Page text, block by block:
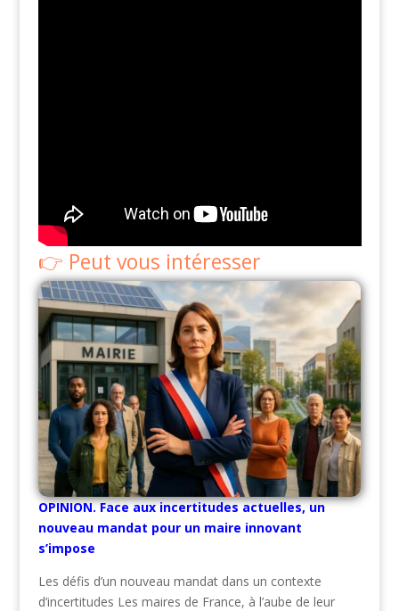
Peut vous intéresser
OPINION. Face aux incertitudes actuelles, un
nouveau mandat pour un maire innovant
s’impose
Les défis d’un nouveau mandat dans un contexte
d’incertitudes Les maires de France, à l’aube de leur